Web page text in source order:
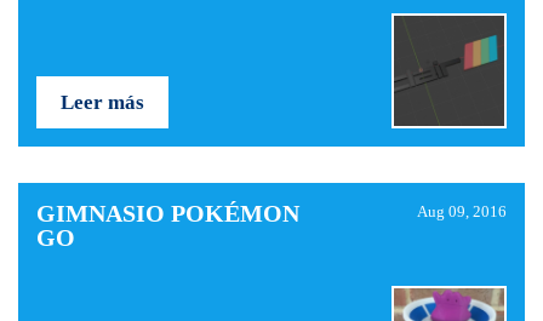
Leer más
GIMNASIO POKÉMON
GO
Aug 09, 2016